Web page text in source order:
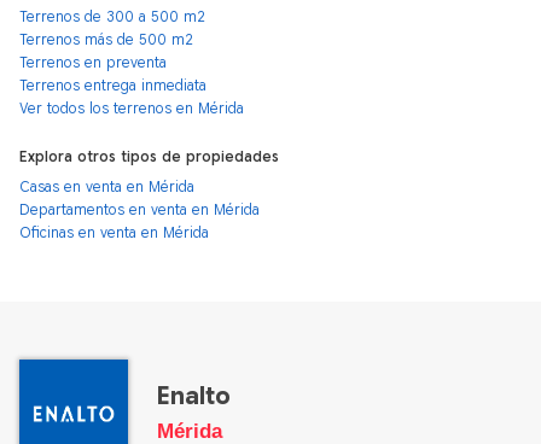
Terrenos de 300 a 500 m2
Terrenos más de 500 m2
Terrenos en preventa
Terrenos entrega inmediata
Ver todos los terrenos en Mérida
Explora otros tipos de propiedades
Casas en venta en Mérida
Departamentos en venta en Mérida
Oficinas en venta en Mérida
Enalto
Mérida